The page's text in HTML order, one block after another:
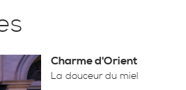
Charme d'Orient
La douceur du miel